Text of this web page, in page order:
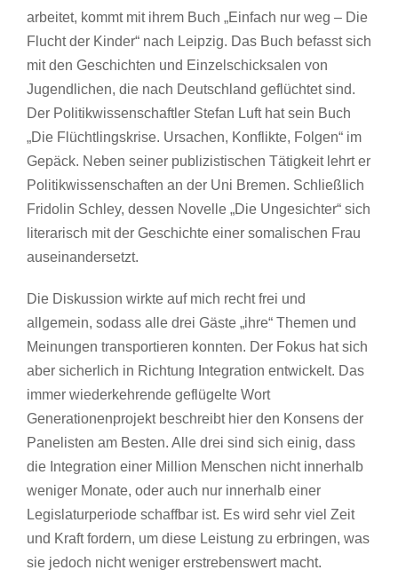
arbeitet, kommt mit ihrem Buch „Einfach nur weg – Die
Flucht der Kinder“ nach Leipzig. Das Buch befasst sich
mit den Geschichten und Einzelschicksalen von
Jugendlichen, die nach Deutschland geflüchtet sind.
Der Politikwissenschaftler Stefan Luft hat sein Buch
„Die Flüchtlingskrise. Ursachen, Konflikte, Folgen“ im
Gepäck. Neben seiner publizistischen Tätigkeit lehrt er
Politikwissenschaften an der Uni Bremen. Schließlich
Fridolin Schley, dessen Novelle „Die Ungesichter“ sich
literarisch mit der Geschichte einer somalischen Frau
auseinandersetzt.
Die Diskussion wirkte auf mich recht frei und
allgemein, sodass alle drei Gäste „ihre“ Themen und
Meinungen transportieren konnten. Der Fokus hat sich
aber sicherlich in Richtung Integration entwickelt. Das
immer wiederkehrende geflügelte Wort
Generationenprojekt beschreibt hier den Konsens der
Panelisten am Besten. Alle drei sind sich einig, dass
die Integration einer Million Menschen nicht innerhalb
weniger Monate, oder auch nur innerhalb einer
Legislaturperiode schaffbar ist. Es wird sehr viel Zeit
und Kraft fordern, um diese Leistung zu erbringen, was
sie jedoch nicht weniger erstrebenswert macht.